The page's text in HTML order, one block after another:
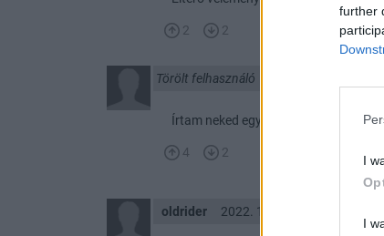
further
I
I
2 2
Törölt felhasználó
Írtam neked egy választ, de mielőtt
4 2
oldrider 2022. 12. 29. 19:46